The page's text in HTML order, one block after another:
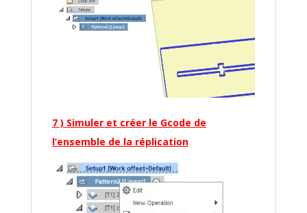
7 ) Simuler et créer le Gcode de
l’ensemble de la réplication